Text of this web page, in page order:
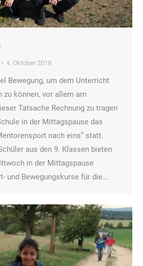
4. Oktober 2018
Bewegung, um dem Unterricht
zu können, vor allem am
Tatsache Rechnung zu tragen
in der Mittagspause das
nach eins” statt.
aus den 9. Klassen bieten
in der Mittagspause
und Bewegungskurse für die…